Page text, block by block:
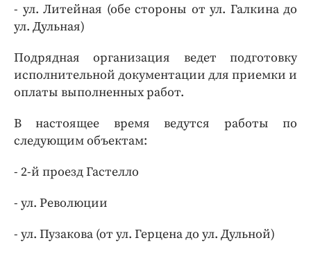
- ул. Литейная (обе стороны от ул. Галкина до
ул. Дульная)
Подрядная организация ведет подготовку
исполнительной документации для приемки и
оплаты выполненных работ.
В настоящее время ведутся работы по
следующим объектам:
- 2-й проезд Гастелло
- ул. Революции
- ул. Пузакова (от ул. Герцена до ул. Дульной)